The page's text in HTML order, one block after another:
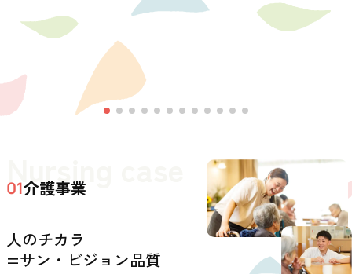
Nursing case
01介護事業
人のチカラ
=サン・ビジョン品質